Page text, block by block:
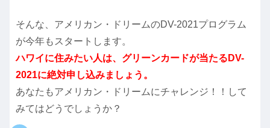
そんな、アメリカン・ドリームのDV-2021プログラム
が今年もスタートします。
ハワイに住みたい人は、グリーンカードが当たるDV-
2021に絶対申し込みましょう。
あなたもアメリカン・ドリームにチャレンジ！！して
みてはどうでしょうか？